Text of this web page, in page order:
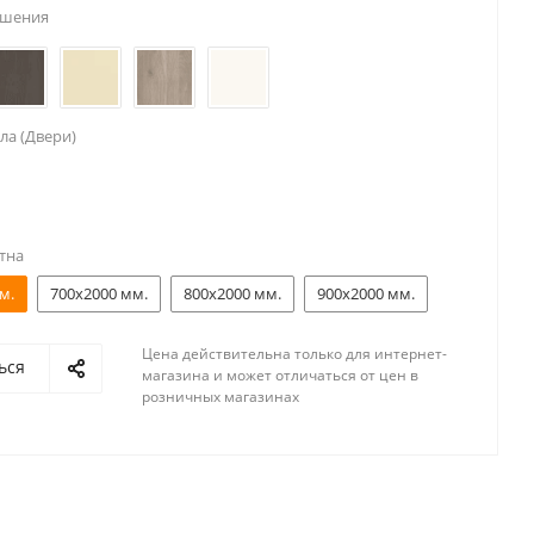
(Двери)
700x2000 мм. 800x2000 мм. 900x2000 мм.
Цена действительна только для интернет-
магазина и может отличаться от цен в
розничных магазинах